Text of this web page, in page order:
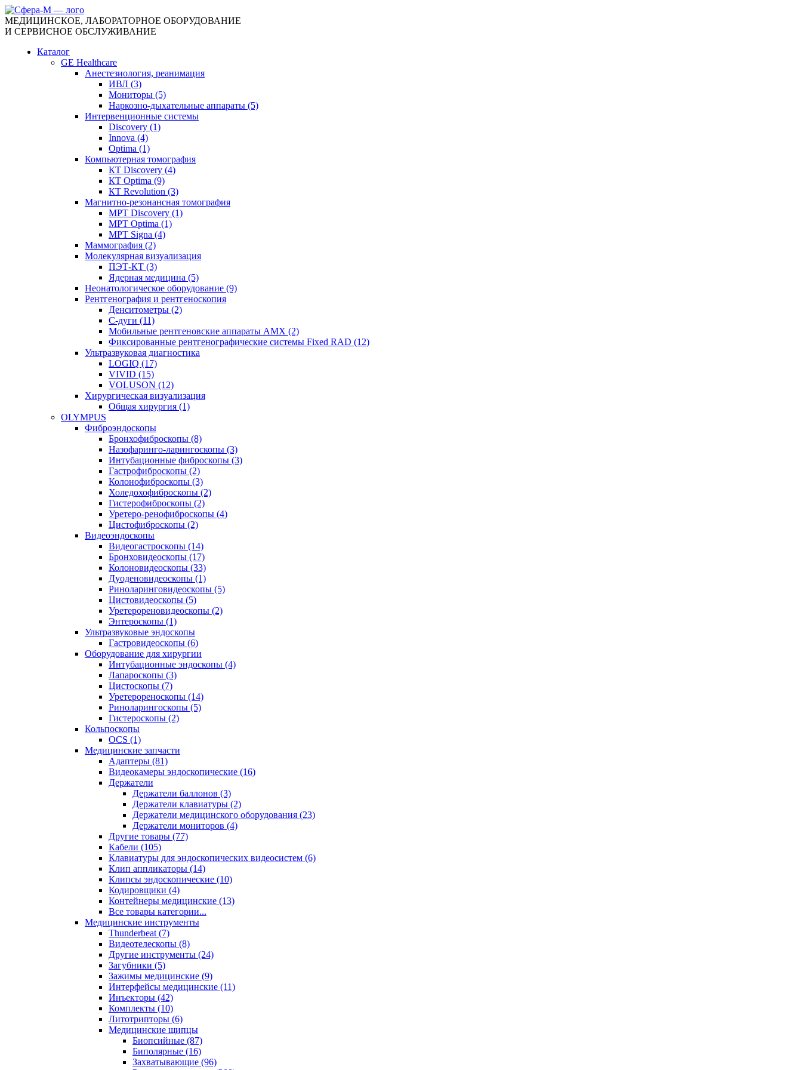
МЕДИЦИНСКОЕ, ЛАБОРАТОРНОЕ ОБОРУДОВАНИЕ
И СЕРВИСНОЕ ОБСЛУЖИВАНИЕ
Каталог
GE Healthcare
Анестезиология, реанимация
ИВЛ (3)
Мониторы (5)
Наркозно-дыхательные аппараты (5)
Интервенционные системы
Discovery (1)
Innova (4)
Optima (1)
Компьютерная томография
КТ Discovery (4)
КТ Optima (9)
КТ Revolution (3)
Магнитно-резонансная томография
МРТ Discovery (1)
МРТ Optima (1)
МРТ Signa (4)
Маммография (2)
Молекулярная визуализация
ПЭТ-КТ (3)
Ядерная медицина (5)
Неонатологическое оборудование (9)
Рентгенография и рентгеноскопия
Денситометры (2)
C-дуги (11)
Мобильные рентгеновские аппараты AMX (2)
Фиксированные рентгенографические системы Fixed RAD (12)
Ультразвуковая диагностика
LOGIQ (17)
VIVID (15)
VOLUSON (12)
Хирургическая визуализация
Общая хирургия (1)
OLYMPUS
Фиброэндоскопы
Бронхофиброскопы (8)
Назофаринго-ларингоскопы (3)
Интубационные фиброскопы (3)
Гастрофиброскопы (2)
Колонофиброскопы (3)
Холедохофиброскопы (2)
Гистерофиброскопы (2)
Уретеро-ренофиброскопы (4)
Цистофиброскопы (2)
Видеоэндоскопы
Видеогастроскопы (14)
Бронховидеоскопы (17)
Колоновидеоскопы (33)
Дуоденовидеоскопы (1)
Риноларинговидеоскопы (5)
Цистовидеоскопы (5)
Уретерореновидеоскопы (2)
Энтероскопы (1)
Ультразвуковые эндоскопы
Гастровидеоскопы (6)
Оборудование для хирургии
Интубационные эндоскопы (4)
Лапароскопы (3)
Цистоскопы (7)
Уретерореноскопы (14)
Риноларингоскопы (5)
Гистероскопы (2)
Кольпоскопы
OCS (1)
Медицинские запчасти
Адаптеры (81)
Видеокамеры эндоскопические (16)
Держатели
Держатели баллонов (3)
Держатели клавиатуры (2)
Держатели медицинского оборудования (23)
Держатели мониторов (4)
Другие товары (77)
Кабели (105)
Клавиатуры для эндоскопических видеосистем (6)
Клип аппликаторы (14)
Клипсы эндоскопические (10)
Кодировщики (4)
Контейнеры медицинские (13)
Все товары категории...
Медицинские инструменты
Thunderbeat (7)
Видеотелескопы (8)
Другие инструменты (24)
Загубники (5)
Зажимы медицинские (9)
Интерфейсы медицинские (11)
Инъекторы (42)
Комплекты (10)
Литотрипторы (6)
Медицинские щипцы
Биопсийные (87)
Биполярные (16)
Захватывающие (96)